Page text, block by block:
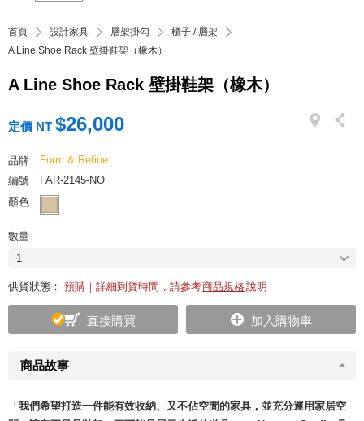
首頁 設計家具 層架掛勾
櫃子 / 層架
A Line Shoe Rack 壁掛鞋架（橡木）
A Line Shoe Rack 壁掛鞋架（橡木）
商品故事
「我們希望打造一件能有效收納、又不佔空間的家具，並充分運用家居空
定價 NT $26,000
品牌
Form & Refine
編號
FAR-2145-NO
顏色
數量
1
供貨狀態： 預購｜詳細到貨時間，請參考商品規格說明
直接購買 加入購物車